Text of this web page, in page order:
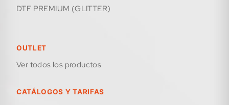
DTF PREMIUM (GLITTER)
OUTLET
Ver todos los productos
CATÁLOGOS Y TARIFAS